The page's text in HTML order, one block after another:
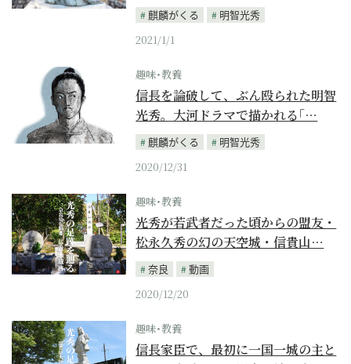
麒麟がくる
明智光秀
2021/1/1
趣味･教養
信長を論破して、ぶん殴られた明智
光秀。大河ドラマで描かれる｢…
麒麟がくる
明智光秀
2020/12/31
趣味･教養
光秀が若武者だった頃からの盟友・
松永久秀の幻の天空城・信貴山…
奈良
動画
2020/12/20
趣味･教養
信長家臣で、最初に一国一城の主と